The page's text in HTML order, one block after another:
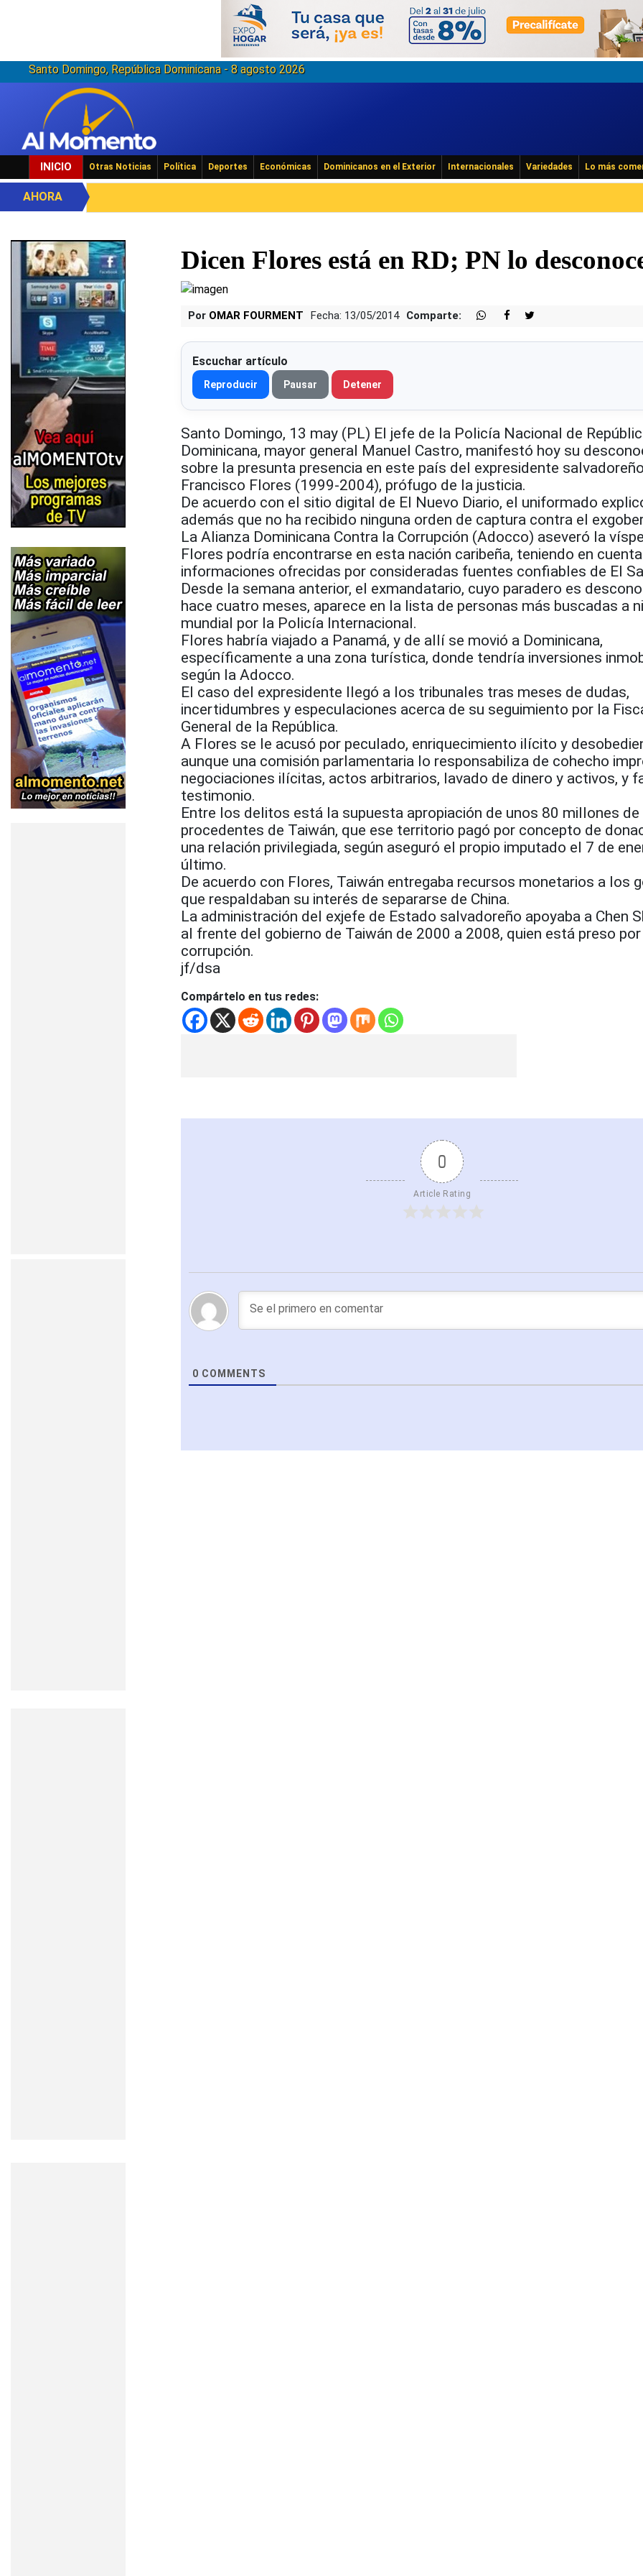
Santo Domingo, República Dominicana - 8 agosto 2026
INICIO Otras Noticias Política Deportes Económicas Dominicanos en el Exterior Internacionales Variedades Lo más
AHORA
Dicen Flores está en RD; PN lo
Por OMAR FOURMENT Fecha: 13/05/2014 Comparte:
Escuchar artículo
Reproducir Pausar Detener
Santo Domingo, 13 may (PL) El jefe de la Policía Nacional de
Dominicana, mayor general Manuel Castro, manifestó hoy su
sobre la presunta presencia en este país del expresidente
Francisco Flores (1999-2004), prófugo de la justicia.
De acuerdo con el sitio digital de El Nuevo Diario, el uniformado
además que no ha recibido ninguna orden de captura contra el
La Alianza Dominicana Contra la Corrupción (Adocco) aseveró la
Flores podría encontrarse en esta nación caribeña, teniendo en cuenta
informaciones ofrecidas por consideradas fuentes confiables de El
Desde la semana anterior, el exmandatario, cuyo paradero es
hace cuatro meses, aparece en la lista de personas más buscadas a
mundial por la Policía Internacional.
Flores habría viajado a Panamá, y de allí se movió a Dominicana,
específicamente a una zona turística, donde tendría inversiones
según la Adocco.
El caso del expresidente llegó a los tribunales tras meses de dudas,
incertidumbres y especulaciones acerca de su seguimiento por la
General de la República.
A Flores se le acusó por peculado, enriquecimiento ilícito y
aunque una comisión parlamentaria lo responsabiliza de cohecho
negociaciones ilícitas, actos arbitrarios, lavado de dinero y activos, y
testimonio.
Entre los delitos está la supuesta apropiación de unos 80 millones
procedentes de Taiwán, que ese territorio pagó por concepto de
una relación privilegiada, según aseguró el propio imputado el 7 de
último.
De acuerdo con Flores, Taiwán entregaba recursos monetarios a los
que respaldaban su interés de separarse de China.
La administración del exjefe de Estado salvadoreño apoyaba a Chen
al frente del gobierno de Taiwán de 2000 a 2008, quien está preso por
corrupción.
jf/dsa
Compártelo en tus redes:
0
Article Rating
0 COMMENTS